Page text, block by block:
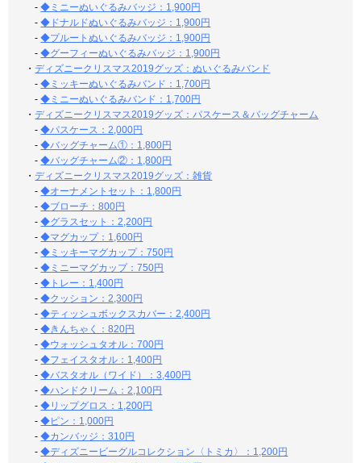
-◆ミニーぬいぐるみバッジ：1,900円
-◆ドナルドぬいぐるみバッジ：1,900円
-◆プルートぬいぐるみバッジ：1,900円
-◆グーフィーぬいぐるみバッジ：1,900円
・ディズニークリスマス2019グッズ：ぬいぐるみバンド
-◆ミッキーぬいぐるみバンド：1,700円
-◆ミニーぬいぐるみバンド：1,700円
・ディズニークリスマス2019グッズ：パスケース＆バッグチャーム
-◆パスケース：2,000円
-◆バッグチャーム①：1,800円
-◆バッグチャーム②：1,800円
・ディズニークリスマス2019グッズ：雑貨
-◆オーナメントセット：1,800円
-◆ブローチ：800円
-◆グラスセット：2,200円
-◆マグカップ：1,600円
-◆ミッキーマグカップ：750円
-◆ミニーマグカップ：750円
-◆トレー：1,400円
-◆クッション：2,300円
-◆ティッシュボックスカバー：2,400円
-◆きんちゃく：820円
-◆ウォッシュタオル：700円
-◆フェイスタオル：1,400円
-◆バスタオル（ワイド）：3,400円
-◆ハンドクリーム：2,100円
-◆リップグロス：1,200円
-◆ピン：1,000円
-◆カンバッジ：310円
-◆ディズニービーグルコレクション〈トミカ〉：1,200円